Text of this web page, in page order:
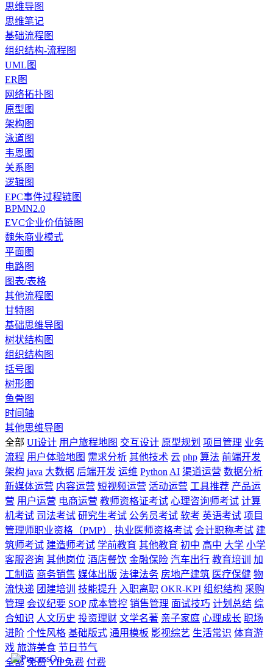
思维导图
思维笔记
基础流程图
组织结构-流程图
UML图
ER图
网络拓扑图
原型图
架构图
泳道图
韦恩图
关系图
逻辑图
EPC事件过程链图
BPMN2.0
EVC企业价值链图
魏朱商业模式
平面图
电路图
图表/表格
其他流程图
甘特图
基础思维导图
树状结构图
组织结构图
括号图
树形图
鱼骨图
时间轴
其他思维导图
全部 UI设计 用户旅程地图 交互设计 原型规划 项目管理 业务
流程 用户体验地图 需求分析 其他技术 云 php 算法 前端开发
架构 java 大数据 后端开发 运维 Python AI 渠道运营 数据分析
新媒体运营 内容运营 短视频运营 活动运营 工具推荐 产品运
营 用户运营 电商运营 教师资格证考试 心理咨询师考试 计算
机考试 司法考试 研究生考试 公务员考试 软考 英语考试 项目
管理师职业资格（PMP）
执业医师资格考试 会计职称考试 建
筑师考试 建造师考试 学前教育 其他教育 初中 高中 大学 小学
客服咨询 其他岗位 酒店餐饮 金融保险 汽车出行 教育培训
加
工制造 商务销售 媒体出版 法律法务 房地产建筑 医疗保健 物
流快递 团建培训 技能提升 入职离职 OKR-KPI 组织结构 采购
管理 会议纪要 SOP 成本管控 销售管理 面试技巧 计划总结 综
合知识 人文历史 投资理财 文学名著 亲子家庭 心理成长 职场
进阶 个性风格 基础版式 通用模板 影视综艺 生活常识 体育游
戏 旅游美食 节日节气
全部 免费 VIP免费 付费